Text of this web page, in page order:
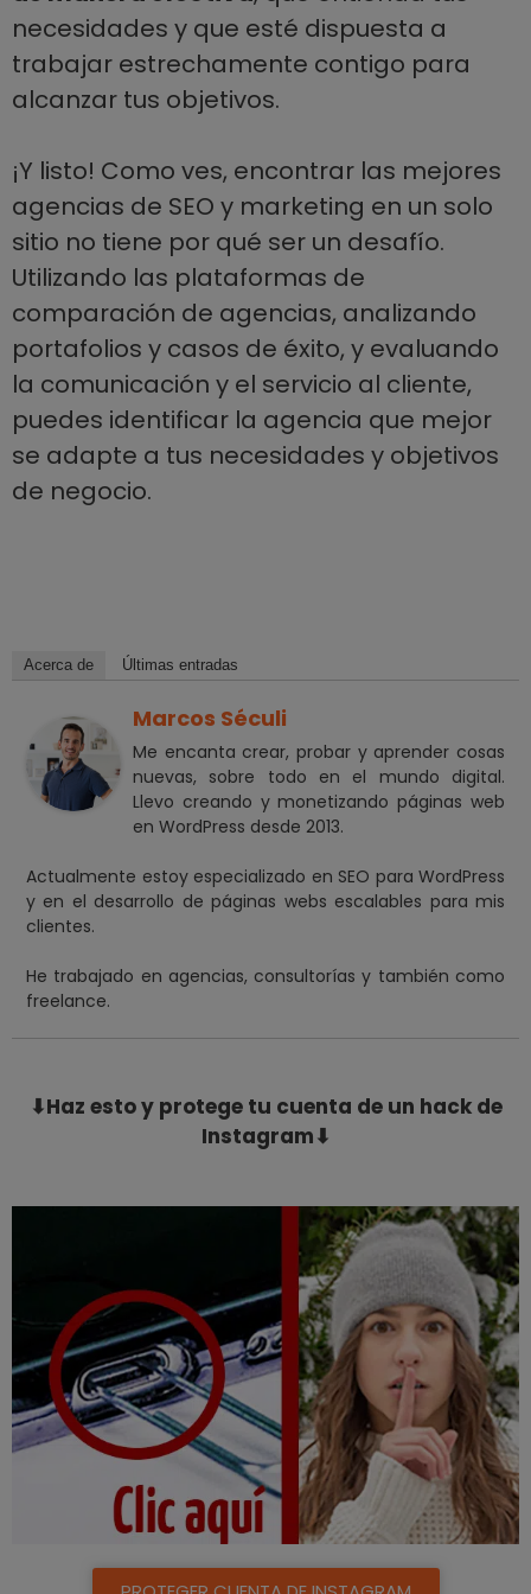
necesidades y que esté dispuesta a
trabajar estrechamente contigo para
alcanzar tus objetivos.
¡Y listo! Como ves, encontrar las mejores
agencias de SEO y marketing en un solo
sitio no tiene por qué ser un desafío.
Utilizando las plataformas de
comparación de agencias, analizando
portafolios y casos de éxito, y evaluando
la comunicación y el servicio al cliente,
puedes identificar la agencia que mejor
se adapte a tus necesidades y objetivos
de negocio.
Acerca de Últimas entradas
Marcos Séculi
Me encanta crear, probar y aprender cosas
nuevas, sobre todo en el mundo digital.
Llevo creando y monetizando páginas web
en WordPress desde 2013.
Actualmente estoy especializado en SEO para WordPress
y en el desarrollo de páginas webs escalables para mis
clientes.
He trabajado en agencias, consultorías y también como
freelance.
⬇Haz esto y protege tu cuenta de un hack de
Instagram⬇